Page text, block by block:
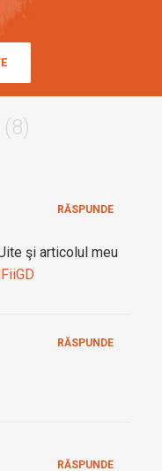
(8)
şi articolul meu
RĂSPUNDE
RĂSPUNDE
RĂSPUNDE